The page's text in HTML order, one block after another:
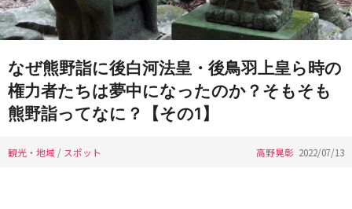
なぜ熊野詣に後白河法皇・後鳥羽上皇ら時の
権力者たちは夢中になったのか？そもそも
熊野詣ってなに？【その1】
観光・地域 / スポット 高野晃彰 2022/07/13